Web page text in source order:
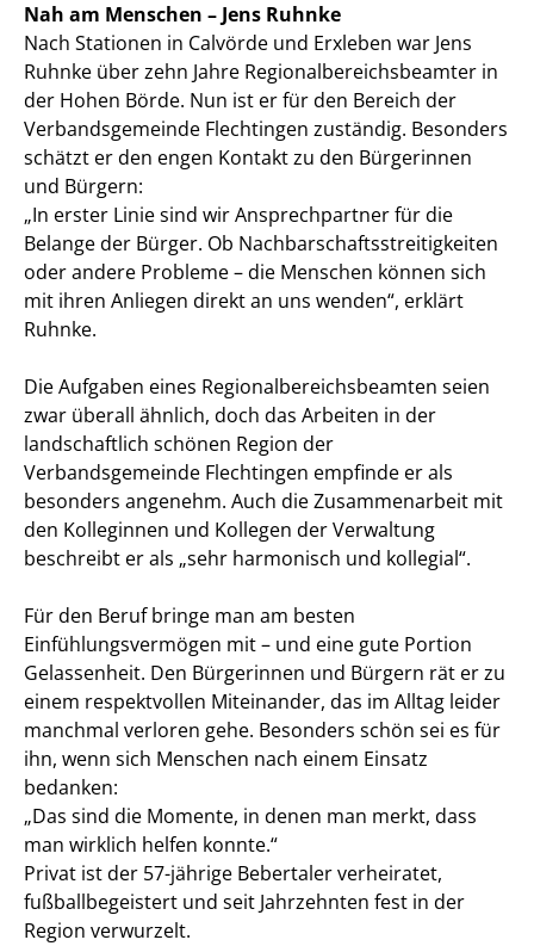
Nah am Menschen – Jens Ruhnke
Nach Stationen in Calvörde und Erxleben war Jens
Ruhnke über zehn Jahre Regionalbereichsbeamter in
der Hohen Börde. Nun ist er für den Bereich der
Verbandsgemeinde Flechtingen zuständig. Besonders
schätzt er den engen Kontakt zu den Bürgerinnen
und Bürgern:
„In erster Linie sind wir Ansprechpartner für die
Belange der Bürger. Ob Nachbarschaftsstreitigkeiten
oder andere Probleme – die Menschen können sich
mit ihren Anliegen direkt an uns wenden“, erklärt
Ruhnke.
Die Aufgaben eines Regionalbereichsbeamten seien
zwar überall ähnlich, doch das Arbeiten in der
landschaftlich schönen Region der
Verbandsgemeinde Flechtingen empfinde er als
besonders angenehm. Auch die Zusammenarbeit mit
den Kolleginnen und Kollegen der Verwaltung
beschreibt er als „sehr harmonisch und kollegial“.
Für den Beruf bringe man am besten
Einfühlungsvermögen mit – und eine gute Portion
Gelassenheit. Den Bürgerinnen und Bürgern rät er zu
einem respektvollen Miteinander, das im Alltag leider
manchmal verloren gehe. Besonders schön sei es für
ihn, wenn sich Menschen nach einem Einsatz
bedanken:
„Das sind die Momente, in denen man merkt, dass
man wirklich helfen konnte.“
Privat ist der 57-jährige Bebertaler verheiratet,
fußballbegeistert und seit Jahrzehnten fest in der
Region verwurzelt.